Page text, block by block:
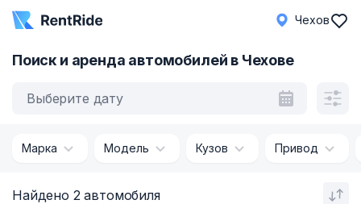
Чехов
Поиск и аренда автомобилей в Чехове
Выберите дату
Марка Модель Кузов Привод
Найдено 2 автомобиля